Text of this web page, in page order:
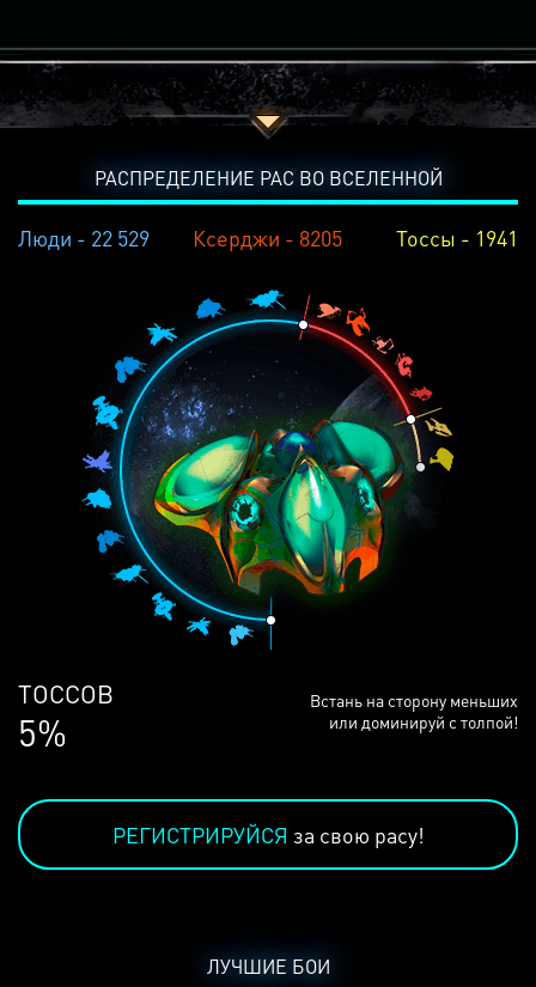
РАСПРЕДЕЛЕНИЕ РАС ВО ВСЕЛЕННОЙ
Люди - 22 529 Ксерджи - 8205 Тоссы - 1941
ЛЮДЕЙ
68%
Встань на сторону меньших
или доминируй с толпой!
РЕГИСТРИРУЙСЯ за свою расу!
ЛУЧШИЕ БОИ